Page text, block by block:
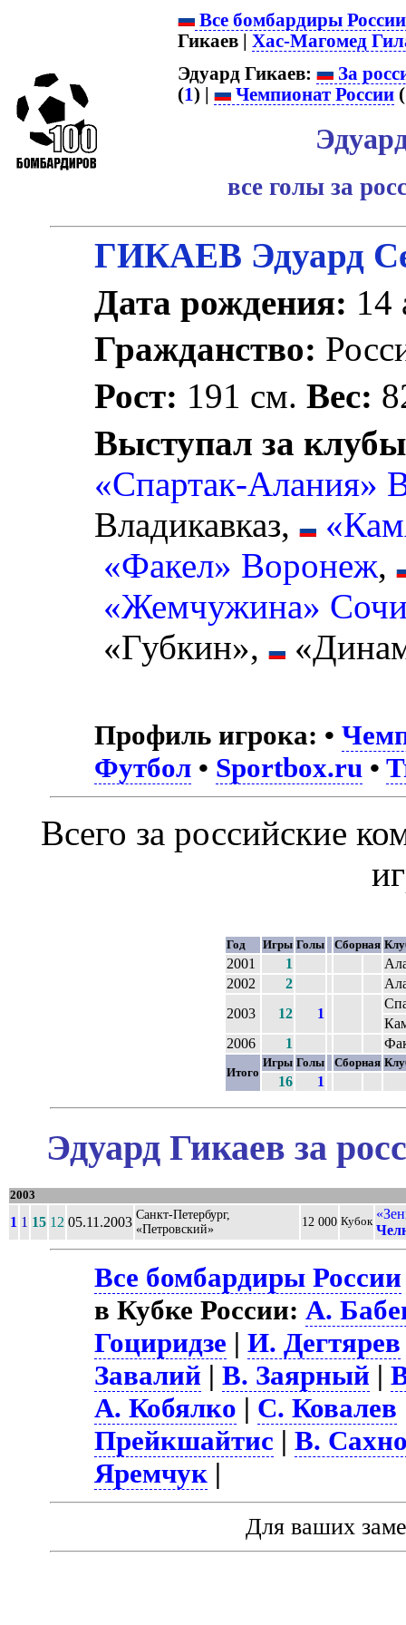
Все бомбардиры
Гикаев |Хас-Магомед
Эдуард Гикаев:
За
(1) | Чемпионат России (
все голы за
ГИКАЕВ Эдуард
Дата рождения: 14
Гражданство:
Рост: 191 см.Вес:
Выступал за
«Спартак-Алания»
Владикавказ,
«Факел» Воронеж,
«Жемчужина»
«Губкин»,
Профиль игрока: •
Футбол • Sportbox.ru •
Всего за российские
Год Игры Голы Сборная
2001 1
2002
2
2003
12 1
2006
1
Итого
Игры Голы Сборная
16 1
Эдуард Гикаев за
2003
1 1 15 12 05.11.2003 Санкт-Петербург,
«Петровский»
12 000 Кубок
Все бомбардиры России
в Кубке России:А.
Гоциридзе |И. Дегтярев
Завалий |В. Заярный |
А. Кобялко | С. Ковалев
Прейкшайтис |В.
Яремчук |
Для ваших